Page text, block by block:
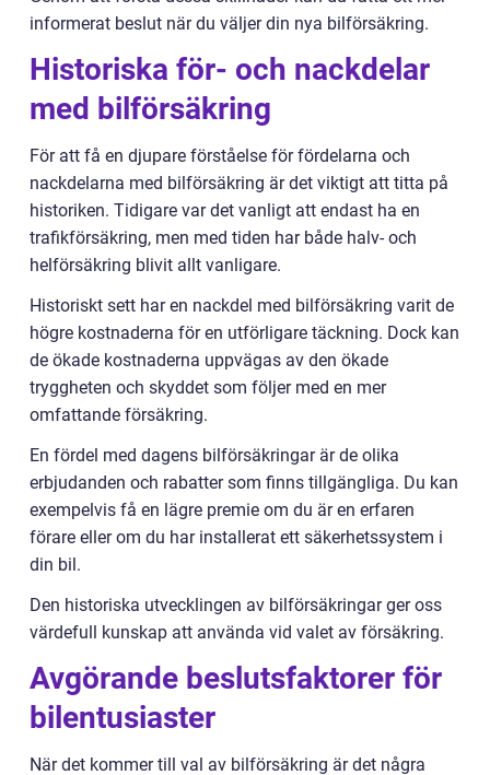
informerat beslut när du väljer din nya bilförsäkring.
Historiska för- och nackdelar
med bilförsäkring
För att få en djupare förståelse för fördelarna och
nackdelarna med bilförsäkring är det viktigt att titta på
historiken. Tidigare var det vanligt att endast ha en
trafikförsäkring, men med tiden har både halv- och
helförsäkring blivit allt vanligare.
Historiskt sett har en nackdel med bilförsäkring varit de
högre kostnaderna för en utförligare täckning. Dock kan
de ökade kostnaderna uppvägas av den ökade
tryggheten och skyddet som följer med en mer
omfattande försäkring.
En fördel med dagens bilförsäkringar är de olika
erbjudanden och rabatter som finns tillgängliga. Du kan
exempelvis få en lägre premie om du är en erfaren
förare eller om du har installerat ett säkerhetssystem i
din bil.
Den historiska utvecklingen av bilförsäkringar ger oss
värdefull kunskap att använda vid valet av försäkring.
Avgörande beslutsfaktorer för
bilentusiaster
När det kommer till val av bilförsäkring är det några